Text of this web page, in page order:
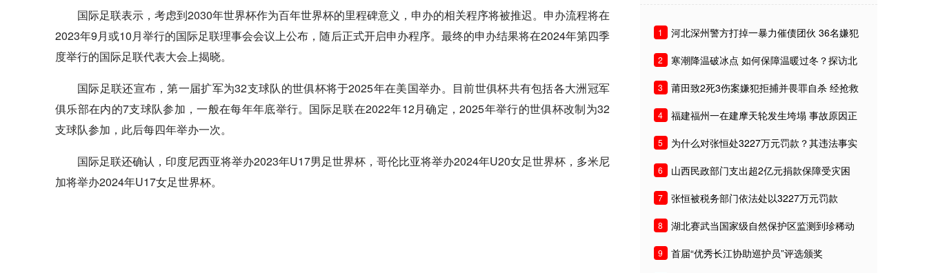
国际足联表示，考虑到2030年世界杯作为百年世界杯的里程碑意义，申办的相关程序将被推迟。申办流程将在
2023年9月或10月举行的国际足联理事会会议上公布，随后正式开启申办程序。最终的申办结果将在2024年第四季
度举行的国际足联代表大会上揭晓。
国际足联还宣布，第一届扩军为32支球队的世俱杯将于2025年在美国举办。目前世俱杯共有包括各大洲冠军
俱乐部在内的7支球队参加，一般在每年年底举行。国际足联在2022年12月确定，2025年举行的世俱杯改制为32
支球队参加，此后每四年举办一次。
国际足联还确认，印度尼西亚将举办2023年U17男足世界杯，哥伦比亚将举办2024年U20女足世界杯，多米尼
加将举办2024年U17女足世界杯。
1
河北深州警方打掉一暴力催债团伙 36名嫌犯
2
寒潮降温破冰点 如何保障温暖过冬？探访北
3
莆田致2死3伤案嫌犯拒捕并畏罪自杀 经抢救
4
福建福州一在建摩天轮发生垮塌 事故原因正
5
为什么对张恒处3227万元罚款？其违法事实
6
山西民政部门支出超2亿元捐款保障受灾困
7 张恒被税务部门依法处以3227万元罚款
8
湖北赛武当国家级自然保护区监测到珍稀动
9 首届“优秀长江协助巡护员”评选颁奖